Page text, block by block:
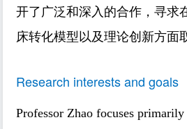
开了广泛和深入的合作，寻求
床转化模型以及理论创新方面
Research interests and goals
Professor Zhao focuses